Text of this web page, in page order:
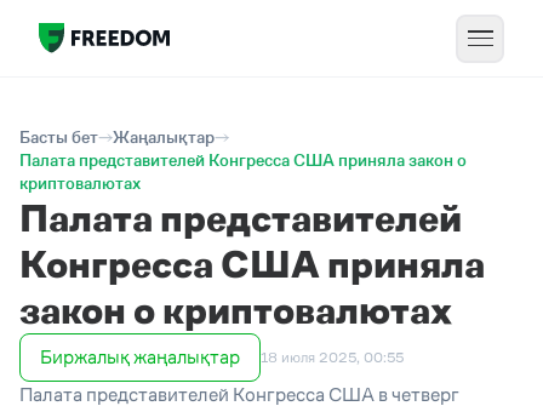
Басты бет
Жаңалықтар
Палата представителей Конгресса США приняла закон о
криптовалютах
Палата представителей
Конгресса США приняла
закон о криптовалютах
Биржалық жаңалықтар 18 июля 2025, 00:55
Палата представителей Конгресса США в четверг